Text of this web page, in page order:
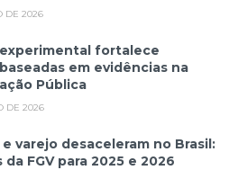
DE 2026
fortalece
em evidências na
Pública
DE 2026
varejo desaceleram no Brasil:
FGV para 2025 e 2026